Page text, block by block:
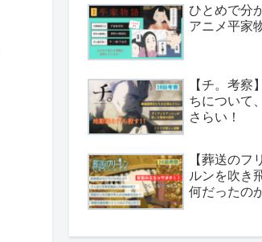
ひとめで分
アニメ平家
【チ。考察
ちについて
さらい！
【葬送のフ
ルンを吹き
何だったの